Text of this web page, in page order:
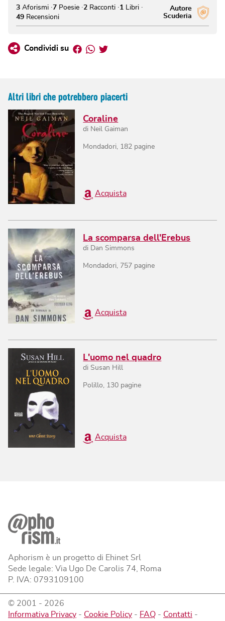
Autore
Scuderia
3 Aforismi 7 Poesie 2 Racconti 1
Libri
49 Recensioni
Condividi su Facebook
Whatsapp
Twitter
Altri libri che potrebbero piacerti
Coraline
di Neil Gaiman
Mondadori, 182 pagine
Acquista
La scomparsa dell'Erebus
di Dan Simmons
Mondadori, 757 pagine
Acquista
L'uomo nel quadro
di Susan Hill
Polillo 130 pagine
Acquista
Aphorism è un progetto di Ehinet Srl
Sede legale: Via Ugo De Carolis 74, Roma
P. IVA: 0793109100
© 2001 - 2026
Informativa Privacy - Cookie Policy - FAQ - Contatti -